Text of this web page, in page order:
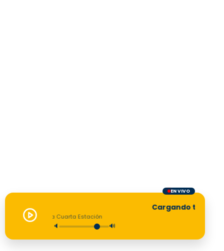
EN VIVO
Cargando
La Cuarta Estación
🔈 🔊